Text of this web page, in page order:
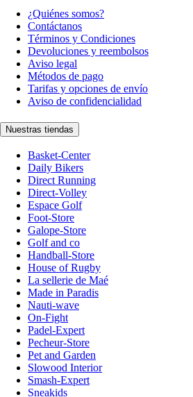
¿Quiénes somos?
Contáctanos
Términos y Condiciones
Devoluciones y reembolsos
Aviso legal
Métodos de pago
Tarifas y opciones de envío
Aviso de confidencialidad
Nuestras tiendas
Basket-Center
Daily Bikers
Direct Running
Direct-Volley
Espace Golf
Foot-Store
Galope-Store
Golf and co
Handball-Store
House of Rugby
La sellerie de Maé
Made in Paradis
Nauti-wave
On-Fight
Padel-Expert
Pecheur-Store
Pet and Garden
Slowood Interior
Smash-Expert
Sneakids